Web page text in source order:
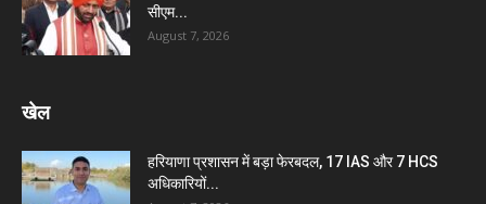
सीएम...
August 7, 2026
खेल
हरियाणा प्रशासन में बड़ा फेरबदल, 17 IAS और 7 HCS
अधिकारियों...